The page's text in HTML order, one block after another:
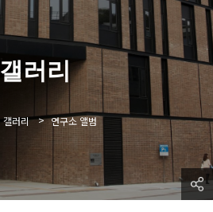
갤러리
갤러리 > 연구소 앨범